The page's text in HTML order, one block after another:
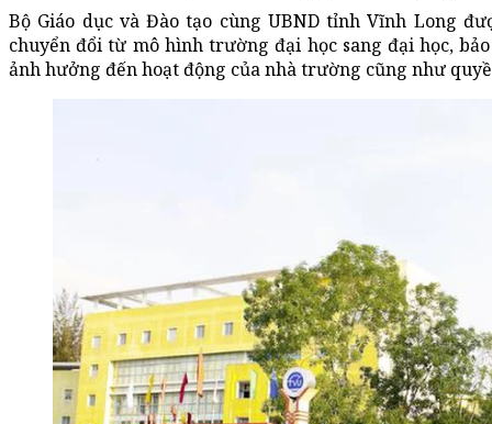
Bộ Giáo dục và Đào tạo cùng UBND tỉnh Vĩnh Long
chuyển đổi từ mô hình trường đại học sang đại học,
ảnh hưởng đến hoạt động của nhà trường cũng như